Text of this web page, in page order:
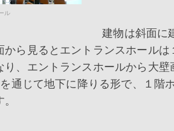
ル
建物は斜面に
から見るとエントランスホールは
り、エントランスホールから大壁
通じて地下に降りる形で、１階